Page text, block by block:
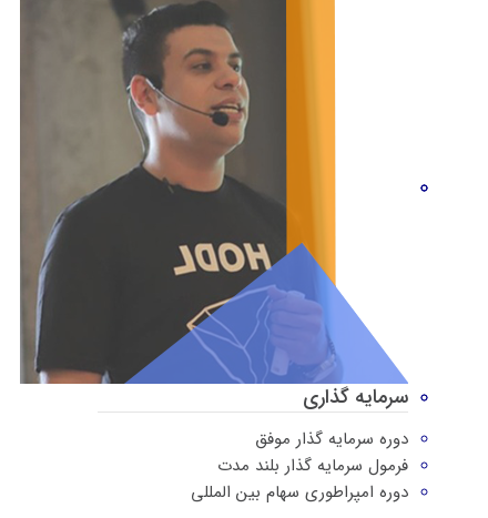
سرمایه گذاری
دوره سرمایه گذار موفق
فرمول سرمایه گذار بلند مدت
دوره امپراطوری سهام بین المللی